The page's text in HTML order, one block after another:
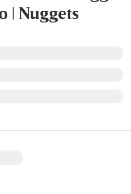
| Nuggets